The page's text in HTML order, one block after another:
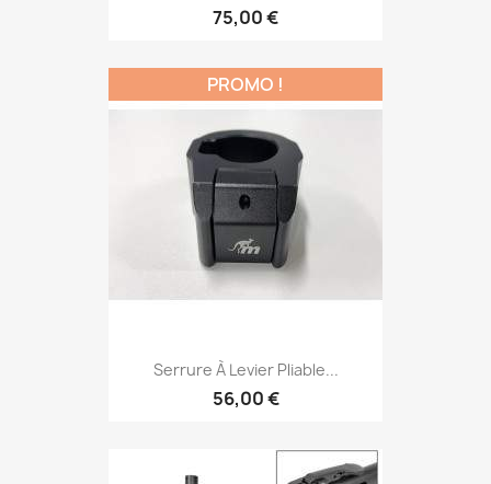
75,00 €
Serrure À Levier Pliable...
56,00 €
PROMO !